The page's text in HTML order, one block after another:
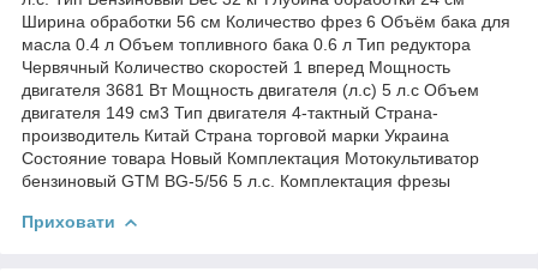
Ширина обработки 56 см Количество фрез 6 Объём бака для
масла 0.4 л Объем топливного бака 0.6 л Тип редуктора
Червячный Количество скоростей 1 вперед Мощность
двигателя 3681 Вт Мощность двигателя (л.с) 5 л.с Объем
двигателя 149 см3 Тип двигателя 4-тактный Страна-
производитель Китай Страна торговой марки Украина
Состояние товара Новый Комплектация Мотокультиватор
бензиновый GTM BG-5/56 5 л.с. Комплектация фрезы
Приховати